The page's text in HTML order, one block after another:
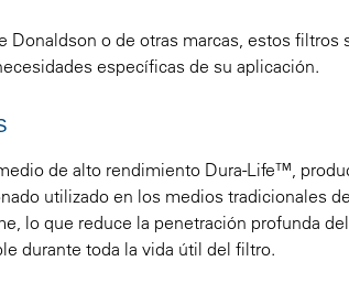
o de otras marcas, estos filtros
específicas de su aplicación.
de alto rendimiento Dura-Life™,
utilizado en los medios tradicionales
lo que reduce la penetración profunda
durante toda la vida útil del filtro.